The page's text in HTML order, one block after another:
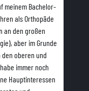
meinem Bachelor-
als Orthopäde
an den großen
aber im Grunde
oberen und
immer noch
Hauptinteressen